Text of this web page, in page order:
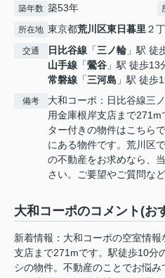
築年数 築53年
所在地 東京都荒川区東日暮里２
交通 日比谷線 「三ノ輪 」駅 徒
山手線 「鶯谷 」駅 徒歩13
常磐線 「三河島 」駅 徒歩
備考
大和コーポ：日比谷線三
用金庫根岸支店まで
ター付きの物件はこちら
にある物件です。荒川区
の不動産をお求めなら、
さい。ご要望やご質問な
大和コーポのコメント(お
新着情報：大和コーポの空室情
支店まで271mです。駅徒歩10分
シの物件。不動産のことでお悩